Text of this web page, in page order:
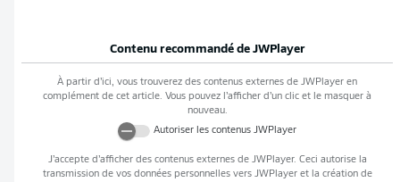
Contenu recommandé de JWPlayer
À partir d’ici, vous trouverez des contenus externes de JWPlayer en
complément de cet article. Vous pouvez l’afficher d’un clic et le masquer à
nouveau.
Autoriser les contenus JWPlayer
J’accepte d’afficher des contenus externes de JWPlayer. Ceci autorise la
transmission de vos données personnelles vers JWPlayeret la création de